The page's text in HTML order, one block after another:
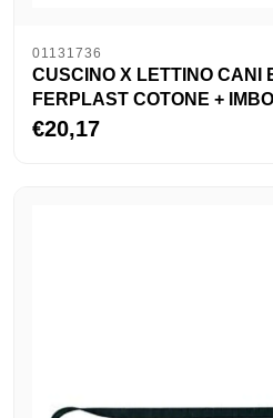
01131736
CUSCINO X LETTINO CANI
FERPLAST COTONE +
€20,17